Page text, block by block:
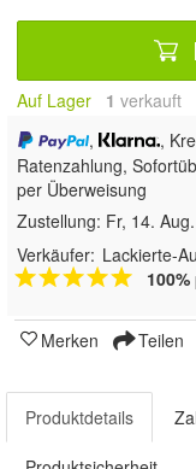
Auf Lager 1 verkauft
,
,
Ratenzahlung,
per Überweisung
Zustellung: Fr, 14.
Verkäufer: Lackierte-
Merken Teilen
Produktdetails